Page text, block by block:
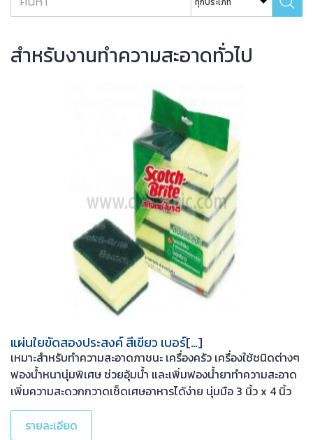
สำหรับงานทำความสะอาดทั่วไป
แผ่นใยขัดสองประสงค์ สีเขียว เบอร์[…]
เหมาะสำหรับทำความสะอาดภาชนะ เครื่องครัว เครื่องใช้ชนิดต่างๆ
ฟองน้ำหนานุ่มพิเศษ ช่วยอุ้มน้ำ และเพิ่มฟองน้ำยาทำความสะอาด
เพิ่มความสะดวกกวาดเช็ดเศษอาหารได้ง่าย นุ่มมือ 3 นิ้ว x 4 นิ้ว
รายละเอียด